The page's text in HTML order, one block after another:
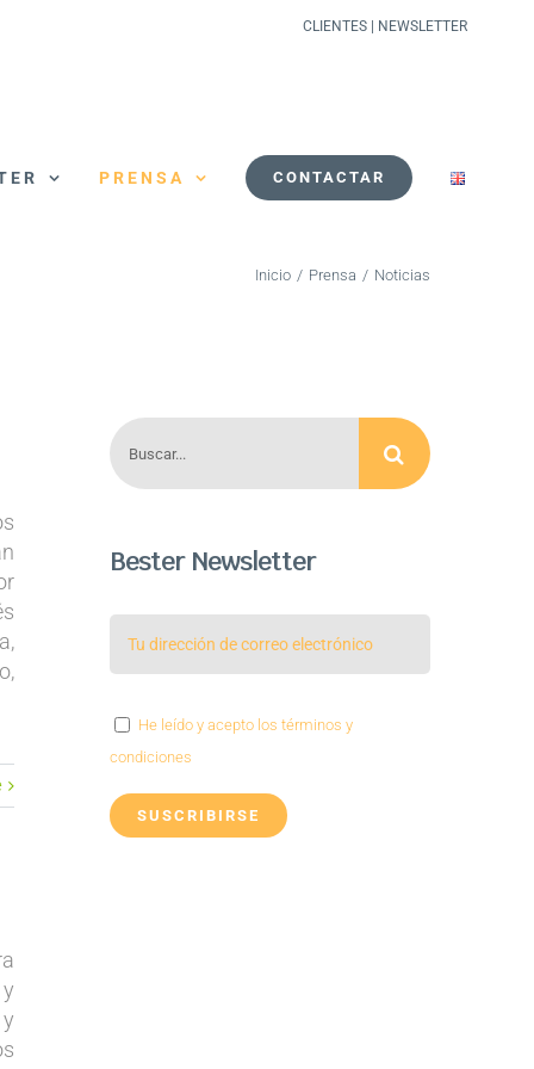
CLIENTES NEWSLETTER
PRENSA CONTACTAR
Inicio / Prensa / Noticias
Buscar:
Bester Newsletter
He leído y acepto los términos y
condiciones